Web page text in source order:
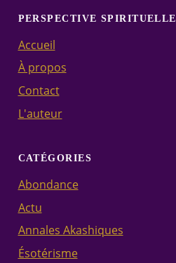
PERSPECTIVE SPIRITUELLE
Accueil
À propos
Contact
L'auteur
CATÉGORIES
Abondance
Actu
Annales Akashiques
Ésotérisme